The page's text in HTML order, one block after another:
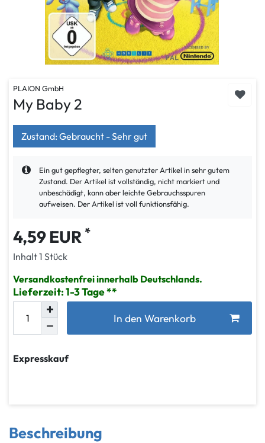
PLAION GmbH
My Baby 2
Zustand: Gebraucht - Sehr gut
Ein gut gepflegter, selten genutzter Artikel in sehr gutem
Zustand. Der Artikel ist vollständig, nicht markiert und
unbeschädigt, kann aber leichte Gebrauchsspuren
aufweisen. Der Artikel ist voll funktionsfähig.
4,59 EUR *
Inhalt1 Stück
Versandkostenfrei innerhalb Deutschlands.
Lieferzeit: 1-3 Tage
In den Warenkorb
Expresskauf
Beschreibung